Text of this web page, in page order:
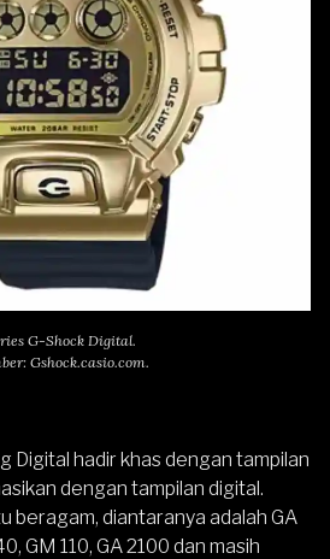
G-Shock Digital.
Gshock.casio.com.
Digital hadir khas dengan tampilan
dengan tampilan digital.
beragam, diantaranya adalah GA
GM 110, GA 2100 dan masih